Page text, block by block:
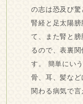
の志は恐及び
腎経と足太陽
て、また腎と
るので、表裏
す。 簡単にい
骨、耳、髪な
関わる病気で言